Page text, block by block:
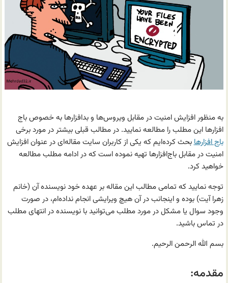
به منظور افزایش امنیت در مقابل ویروس‌ها و بدافزارها به خصوص باج
افزارها این مطلب را مطالعه نمایید. در مطالب قبلی بیشتر در مورد برخی
باج افزارهابحث کرده‌ایم که یکی از کاربران سایت مقاله‌ای در عنوان افزایش
امنیت در مقابل باج‌افزارها تهیه نموده است که در ادامه مطلب مطالعه
خواهید کرد.
توجه نمایید که تمامی مطالب این مقاله بر عهده خود نویسنده آن (خانم
زهرا آیت) بوده و اینجانب در آن هیچ ویرایشی انجام نداده‌ام،‌ در صورت
وجود سوال یا مشکل در مورد مطلب می‌توانید با نویسنده در انتهای مطلب
در تماس باشید.
بسم الله الرحمن الرحیم.
مقدمه: